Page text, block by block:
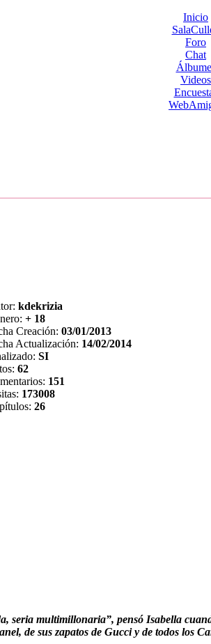
Inicio
Foro
Chat
Videos
kdekrizia
+ 18
Creación: 03/01/2013
Actualización: 14/02/2014
SI
62
151
173008
26
seria multimillonaria”, pensó Isabella
de sus zapatos de Gucci y de todos